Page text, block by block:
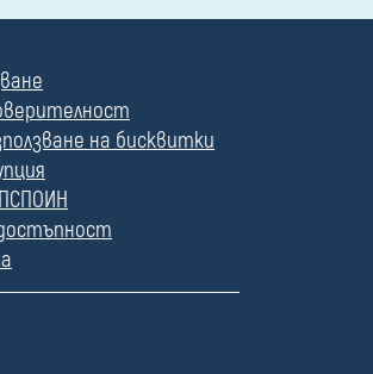
на бисквитки